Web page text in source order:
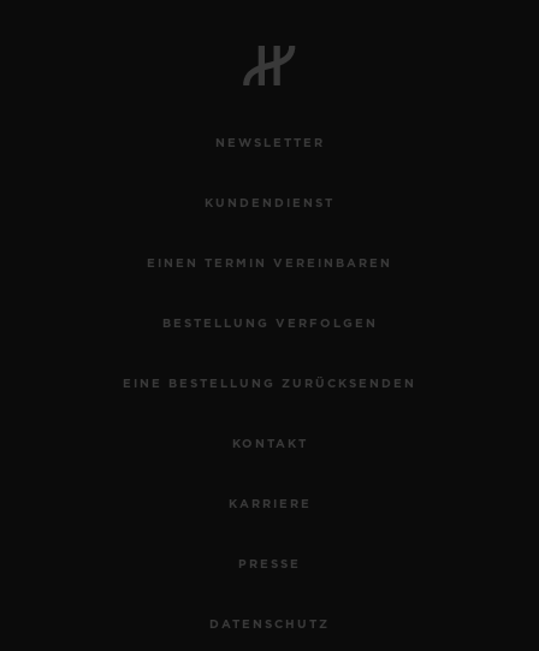
NEWSLETTER
KUNDENDIENST
EINEN TERMIN VEREINBAREN
BESTELLUNG VERFOLGEN
EINE BESTELLUNG ZURÜCKSENDEN
KONTAKT
KARRIERE
PRESSE
DATENSCHUTZ